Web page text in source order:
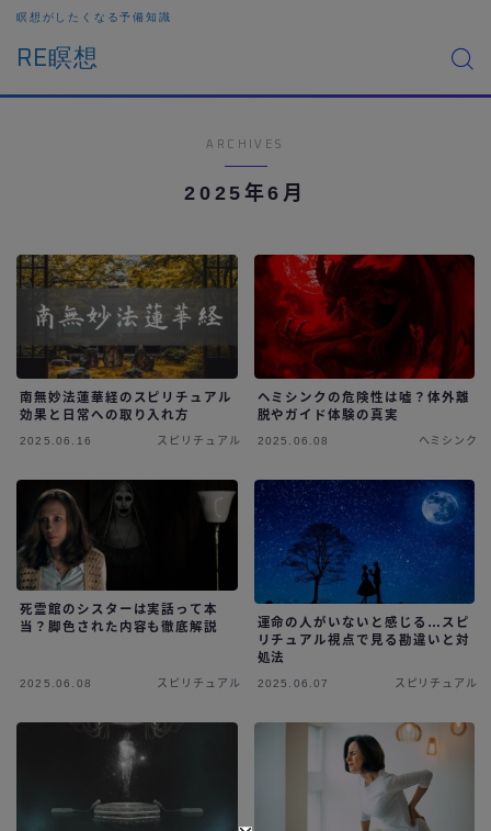
RE瞑想
瞑想がしたくなる予備知識
ARCHIVES
2025年6月
南無妙法蓮華経のスピリチュアル
効果と日常への取り入れ方
2025.06.16 スピリチュアル
ヘミシンクの危険性は嘘？体外離
脱やガイド体験の真実
2025.06.08 ヘミシンク
死霊館のシスターは実話って本
当？脚色された内容も徹底解説
2025.06.08 スピリチュアル
運命の人がいないと感じる…スピ
リチュアル視点で見る勘違いと対
処法
2025.06.07 スピリチュアル